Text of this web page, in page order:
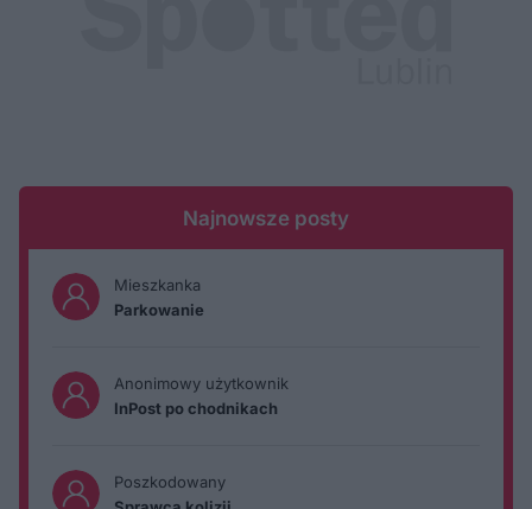
Najnowsze posty
Mieszkanka
Parkowanie
Anonimowy użytkownik
InPost po chodnikach
Poszkodowany